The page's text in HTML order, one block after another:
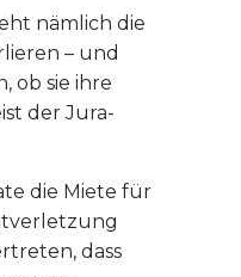
nämlich die
– und
ob sie ihre
der Jura-
die Miete für
dass